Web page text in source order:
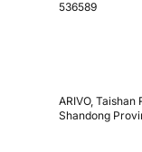
536589
ARIVO,
Shandong